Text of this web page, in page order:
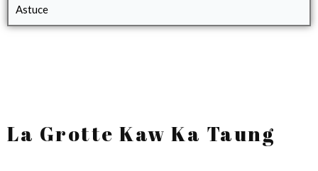
Astuce
La Grotte Kaw Ka Taung